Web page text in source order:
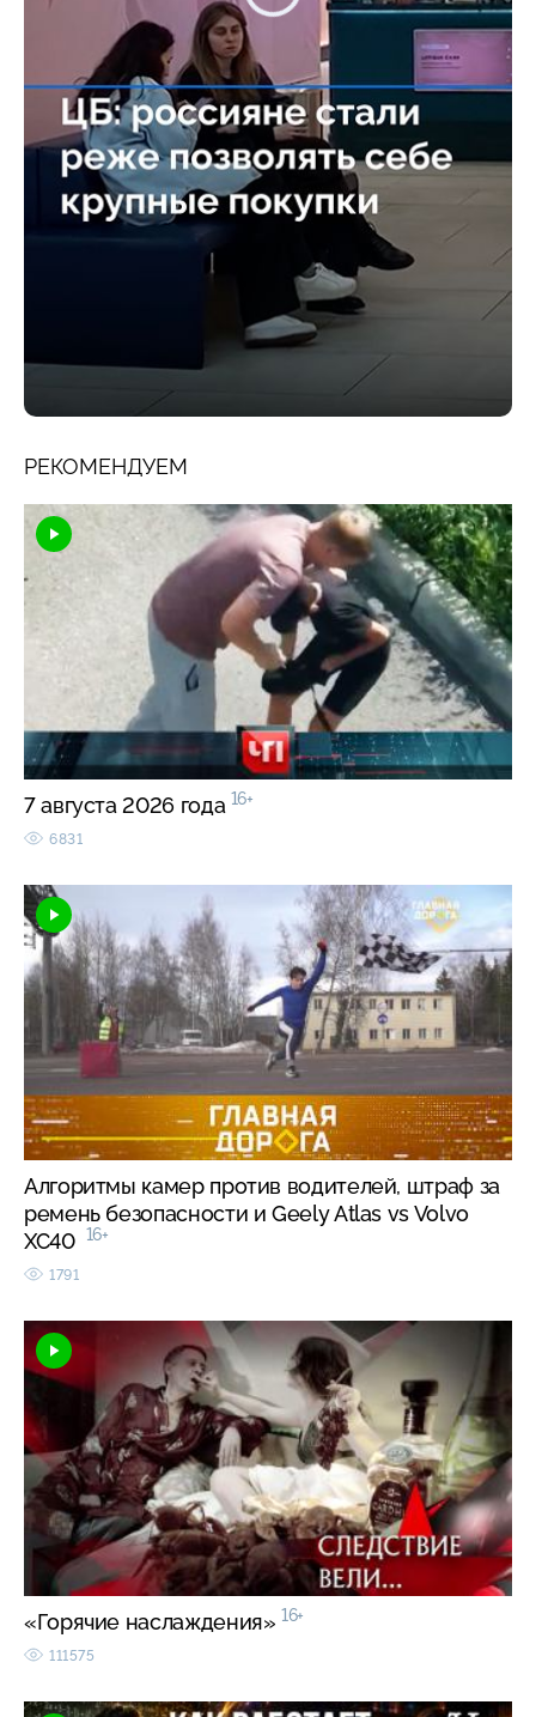
РЕКОМЕНДУЕМ
7 августа 2026 года 16+
6831
Алгоритмы камер против водителей, штраф за
ремень безопасности и Geely Atlas vs Volvo
XC40 16+
1791
«Горячие наслаждения» 16+
111575